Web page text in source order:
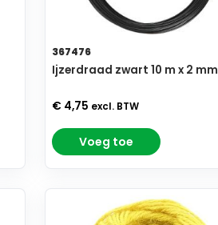
367476
Ijzerdraad zwart 10 m x 2 mm
€ 4,75 excl. BTW
Voeg toe